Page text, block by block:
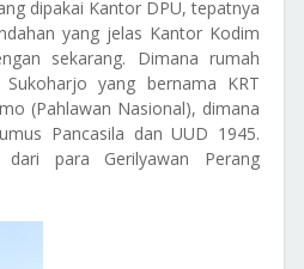
dipakai Kantor DPU, tepatnya
yang jelas Kantor Kodim
sekarang. Dimana rumah
yang bernama KRT
(Pahlawan Nasional), dimana
Pancasila dan UUD 1945.
para Gerilyawan Perang